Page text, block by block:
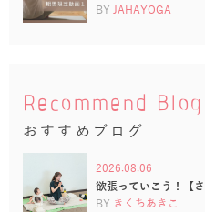
BY JAHAYOGA
Recommend Blog
おすすめブログ
2026.08.06
欲張っていこう！【
BY きくちあきこ